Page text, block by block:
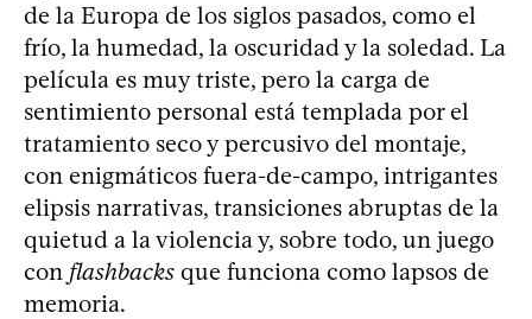
de la Europa de los siglos pasados, como el
frío, la humedad, la oscuridad y la soledad. La
película es muy triste, pero la carga de
sentimiento personal está templada por el
tratamiento seco y percusivo del montaje,
con enigmáticos fuera-de-campo, intrigantes
elipsis narrativas, transiciones abruptas de la
quietud a la violencia y, sobre todo, un juego
con flashbacks que funciona como lapsos de
memoria.